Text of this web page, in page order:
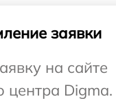
заявки
на сайте
центра Digma.